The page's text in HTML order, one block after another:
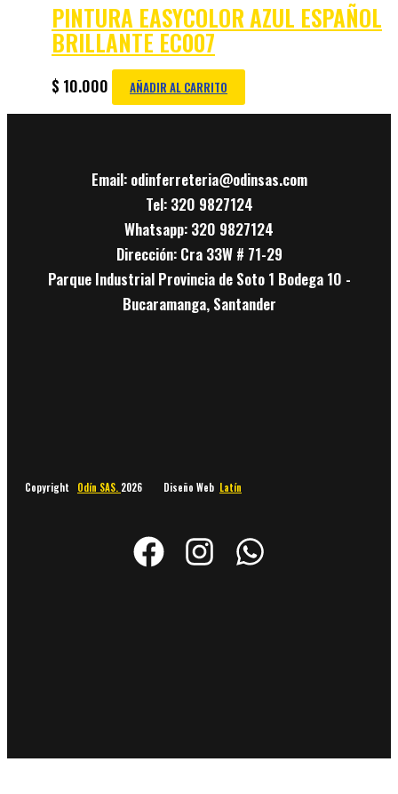
PINTURA EASYCOLOR AZUL ESPAÑOL
BRILLANTE EC007
$ 10.000 AÑADIR AL CARRITO
Email: odinferreteria@odinsas.com
Tel: 320 9827124
Whatsapp: 320 9827124
Dirección: Cra 33W # 71-29
Parque Industrial Provincia de Soto 1 Bodega 10 -
Bucaramanga, Santander
Copyright Odín SAS. 2026 Diseño Web Latín